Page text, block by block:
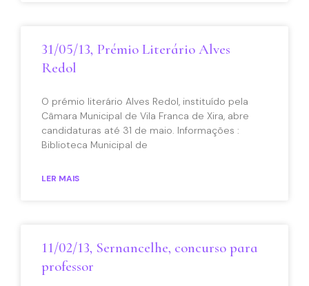
31/05/13, Prémio Literário Alves
Redol
O prémio literário Alves Redol, instituído pela
Câmara Municipal de Vila Franca de Xira, abre
candidaturas até 31 de maio. Informações :
Biblioteca Municipal de
LER MAIS
11/02/13, Sernancelhe, concurso para
professor